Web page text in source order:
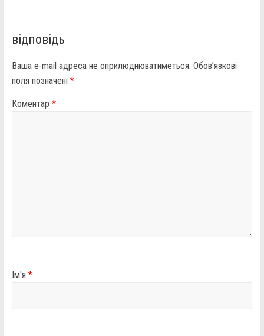
відповідь
Ваша e-mail адреса не оприлюднюватиметься. Обов’язкові
поля позначені *
Коментар *
Ім'я *